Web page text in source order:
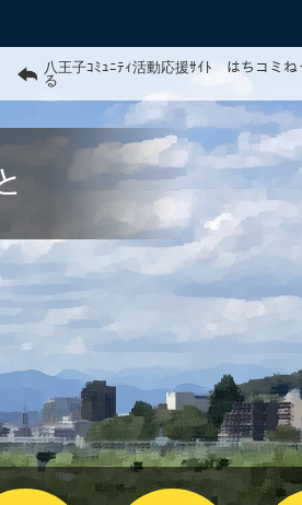
八王子ｺﾐｭﾆﾃｨ活動応援ｻｲﾄ はちコミね
る